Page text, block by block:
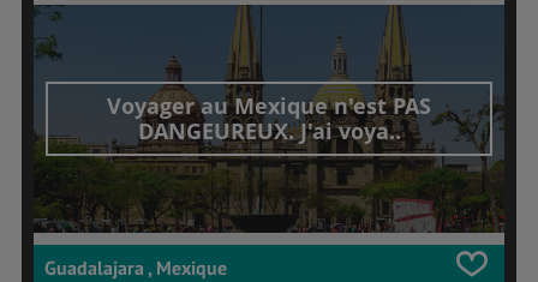
Voyager au Mexique n'est PAS
DANGEUREUX. J'ai voya..
Guadalajara , Mexique